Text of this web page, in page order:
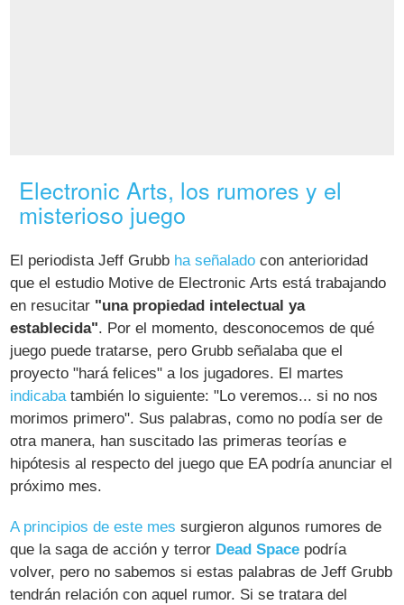
Electronic Arts, los rumores y el
misterioso juego
El periodista Jeff Grubb ha señalado con anterioridad
que el estudio Motive de Electronic Arts está trabajando
en resucitar "una propiedad intelectual ya
establecida". Por el momento, desconocemos de qué
juego puede tratarse, pero Grubb señalaba que el
proyecto "hará felices" a los jugadores. El martes
indicabatambién lo siguiente: "Lo veremos... si no nos
morimos primero". Sus palabras, como no podía ser de
otra manera, han suscitado las primeras teorías e
hipótesis al respecto del juego que EA podría anunciar el
próximo mes.
A principios de este mes surgieron algunos rumores de
que la saga de acción y terror Dead Space podría
volver, pero no sabemos si estas palabras de Jeff Grubb
tendrán relación con aquel rumor. Si se tratara del